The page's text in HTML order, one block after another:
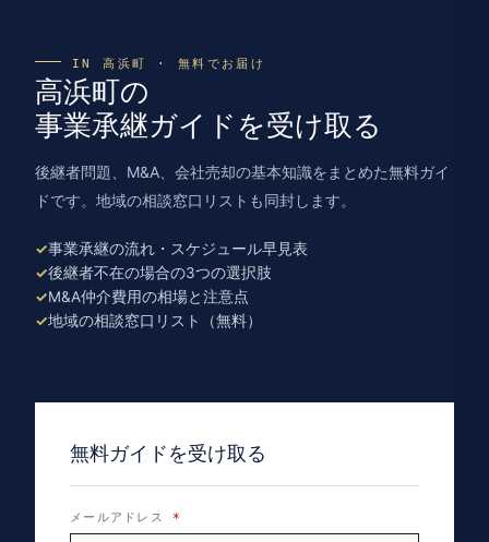
IN 高浜町 · 無料でお届け
高浜町の
事業承継ガイドを受け取る
後継者問題、M&A、会社売却の基本知識をまとめた無料ガイ
ドです。地域の相談窓口リストも同封します。
事業承継の流れ・スケジュール早見表
後継者不在の場合の3つの選択肢
M&A仲介費用の相場と注意点
地域の相談窓口リスト（無料）
無料ガイドを受け取る
メールアドレス *